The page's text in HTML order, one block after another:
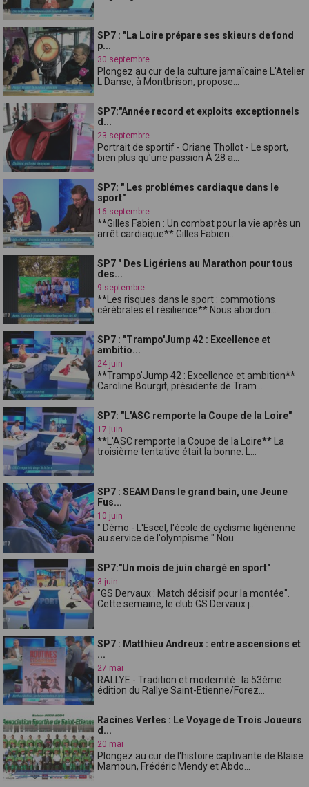
SP7 : "La Loire prépare ses skieurs de fond
p...
30 septembre
Plongez au cur de la culture jamaïcaine L'Atelier
L Danse, à Montbrison, propose...
SP7:"Année record et exploits exceptionnels
d...
23 septembre
Portrait de sportif - Oriane Thollot - Le sport,
bien plus qu'une passion À 28 a...
SP7: " Les problémes cardiaque dans le
sport"
16 septembre
**Gilles Fabien : Un combat pour la vie après un
arrêt cardiaque** Gilles Fabien...
SP7 " Des Ligériens au Marathon pour tous
des...
9 septembre
**Les risques dans le sport : commotions
cérébrales et résilience** Nous abordon...
SP7 : "Trampo'Jump 42 : Excellence et
ambitio...
24 juin
**Trampo'Jump 42 : Excellence et ambition**
Caroline Bourgit, présidente de Tram...
SP7: "L'ASC remporte la Coupe de la Loire"
17 juin
**L'ASC remporte la Coupe de la Loire** La
troisième tentative était la bonne. L...
SP7 : SEAM Dans le grand bain, une Jeune
Fus...
10 juin
" Démo - L'Escel, l'école de cyclisme ligérienne
au service de l'olympisme " Nou...
SP7:"Un mois de juin chargé en sport"
3 juin
"GS Dervaux : Match décisif pour la montée".
Cette semaine, le club GS Dervaux j...
SP7 : Matthieu Andreux : entre ascensions et
...
27 mai
RALLYE - Tradition et modernité : la 53ème
édition du Rallye Saint-Etienne/Forez...
Racines Vertes : Le Voyage de Trois Joueurs
d...
20 mai
Plongez au cur de l'histoire captivante de Blaise
Mamoun, Frédéric Mendy et Abdo...